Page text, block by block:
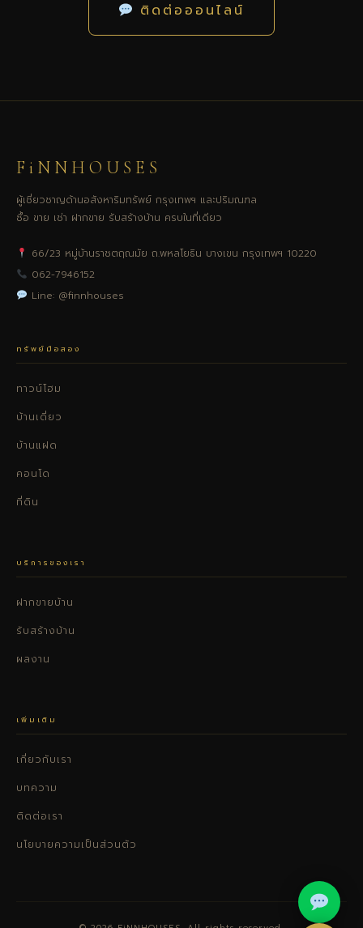
ติดต่อออนไลน์
FiNNHOUSES
ผู้เชี่ยวชาญด้านอสังหาริมทรัพย์ กรุงเทพฯ และปริมณฑล
ซื้อ ขาย เช่า ฝากขาย รับสร้างบ้าน ครบในที่เดียว
66/23 หมู่บ้านราชตฤณมัย ถ.พหลโยธิน บางเขน กรุงเทพฯ 10220
062-7946152
Line: @finnhouses
ทรัพย์มือสอง
ทาวน์โฮม
บ้านเดี่ยว
บ้านแฝด
คอนโด
ที่ดิน
บริการของเรา
ฝากขายบ้าน
รับสร้างบ้าน
ผลงาน
เพิ่มเติม
เกี่ยวกับเรา
บทความ
ติดต่อเรา
นโยบายความเป็นส่วนตัว